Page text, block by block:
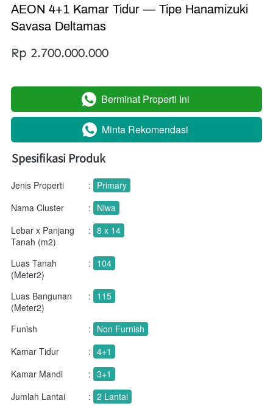
AEON 4+1 Kamar Tidur — Tipe Hanamizuki
Savasa Deltamas
Rp 2.700.000.000
` Berminat Properti Ini
` Minta Rekomendasi
Spesifikasi Produk
Jenis Properti : Primary
Nama Cluster
: Niwa
Lebar x Panjang
Tanah (m2)
: 8 x 14
Luas Tanah
(Meter2)
: 104
Luas Bangunan
(Meter2)
: 115
Funish : Non Furnish
Kamar Tidur
: 4+1
Kamar Mandi
: 3+1
Jumlah Lantai
: 2 Lantai